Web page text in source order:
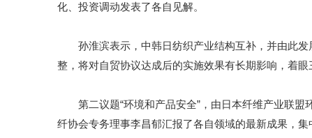
化、投资调动发表了各自见解。
孙淮滨表示，中韩日纺织产业结构互补，并由此发
整，将对自贸协议达成后的实施效果有长期影响，着
第二议题“环境和产品安全”，由日本纤维产业联盟
纤协会专务理事李昌郁汇报了各自领域的最新成果，集